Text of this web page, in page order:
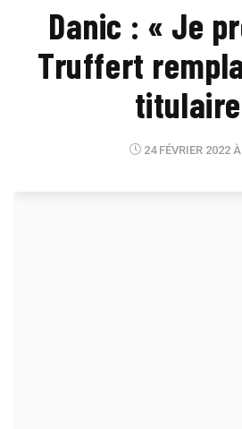
Danic : « Je
Truffert
24 FÉVRIER 2022